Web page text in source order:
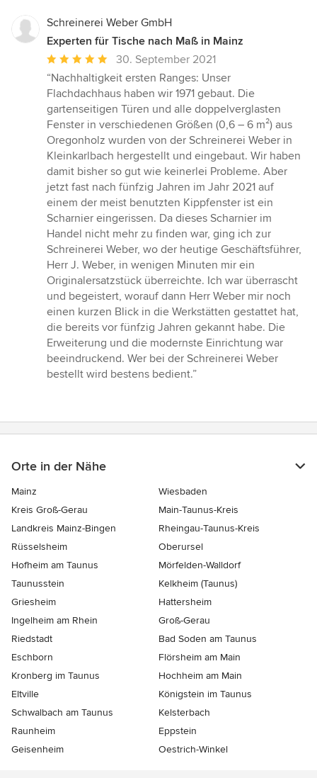
Schreinerei Weber GmbH
Experten für Tische nach Maß in Mainz
Durchschnittliche
Bewertung:
5
von
5
Sternen
30. September 2021
“Nachhaltigkeit ersten Ranges: Unser
Flachdachhaus haben wir 1971 gebaut. Die
gartenseitigen Türen und alle doppelverglasten
Fenster in verschiedenen Größen (0,6 – 6 m²) aus
Oregonholz wurden von der Schreinerei Weber in
Kleinkarlbach hergestellt und eingebaut. Wir haben
damit bisher so gut wie keinerlei Probleme. Aber
jetzt fast nach fünfzig Jahren im Jahr 2021 auf
einem der meist benutzten Kippfenster ist ein
Scharnier eingerissen. Da dieses Scharnier im
Handel nicht mehr zu finden war, ging ich zur
Schreinerei Weber, wo der heutige Geschäftsführer,
Herr J. Weber, in wenigen Minuten mir ein
Originalersatzstück überreichte. Ich war überrascht
und begeistert, worauf dann Herr Weber mir noch
einen kurzen Blick in die Werkstätten gestattet hat,
die bereits vor fünfzig Jahren gekannt habe. Die
Erweiterung und die modernste Einrichtung war
beeindruckend. Wer bei der Schreinerei Weber
bestellt wird bestens bedient.”
Orte in der Nähe
Mainz
Wiesbaden
Kreis Groß-Gerau
Main-Taunus-Kreis
Landkreis Mainz-Bingen
Rheingau-Taunus-Kreis
Rüsselsheim
Oberursel
Hofheim am Taunus
Mörfelden-Walldorf
Taunusstein
Kelkheim (Taunus)
Griesheim
Hattersheim
Ingelheim am Rhein
Groß-Gerau
Riedstadt
Bad Soden am Taunus
Eschborn
Flörsheim am Main
Kronberg im Taunus
Hochheim am Main
Eltville
Königstein im Taunus
Schwalbach am Taunus
Kelsterbach
Raunheim
Eppstein
Geisenheim
Oestrich-Winkel